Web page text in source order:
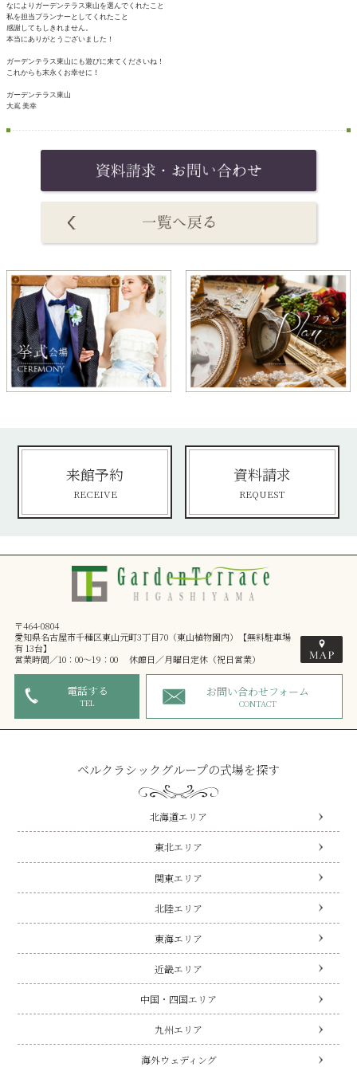
なによりガーデンテラス東山を選んでくれたこと
私を担当プランナーとしてくれたこと
感謝してもしきれません。
本当にありがとうございました！
ガーデンテラス東山にも遊びに来てくださいね！
これからも末永くお幸せに！
ガーデンテラス東山
大嶌 美幸
来館予約
RECEIVE
資料請求
REQUEST
〒464-0804
愛知県名古屋市千種区東山元町3丁目70（東山植物園内）【無料駐車場
有 13台】
営業時間／10：00～19：00 休館日／月曜日定休（祝日営業）
電話する
TEL
お問い合わせフォーム
CONTACT
ベルクラシックグループの式場を探す
北海道エリア
東北エリア
関東エリア
北陸エリア
東海エリア
近畿エリア
中国・四国エリア
九州エリア
海外ウェディング